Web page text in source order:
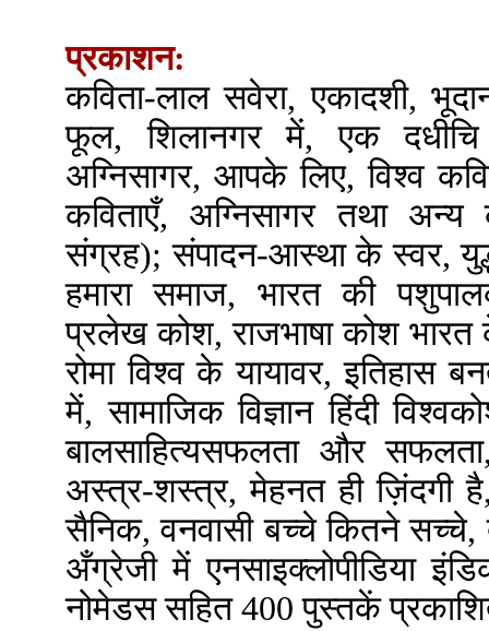
प्रकाशन:
कविता-लाल सवेरा, एकादशी,
फूल, शिलानगर में, एक
अग्निसागर, आपके लिए, विश्व
कविताएँ, अग्निसागर तथा अन्य
संग्रह); संपादन-आस्था के स्वर,
हमारा समाज, भारत की
प्रलेख कोश, राजभाषा कोश भारत
रोमा विश्व के यायावर, इतिहास
में, सामाजिक विज्ञान हिंदी
बालसाहित्यसफलता और
अस्त्र-शस्त्र, मेहनत ही ज़िंदगी
सैनिक, वनवासी बच्चे कितने सच्चे,
अँग्रेजी में एनसाइक्लोपीडिया
नोमेडस सहित 400 पुस्तकें